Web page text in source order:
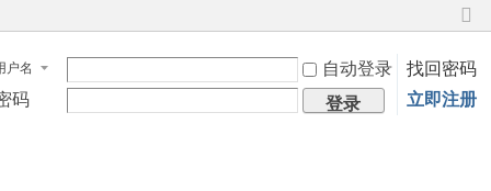
切
换
到
窄
版
户名 自动登录
找回密码
码
登录 立即注册